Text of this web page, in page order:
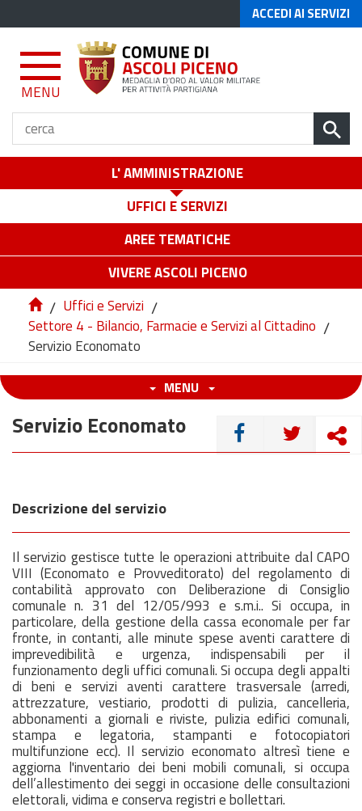
ACCEDI AI SERVIZI
MENU
L' AMMINISTRAZIONE
UFFICI E SERVIZI
AREE TEMATICHE
VIVERE ASCOLI PICENO
/ Uffici e Servizi /
Settore 4 - Bilancio, Farmacie e Servizi al Cittadino /
Servizio Economato
MENU
CONDIVIDI
Servizio Economato
Descrizione del servizio
Il servizio gestisce tutte le operazioni attribuite dal CAPO
VIII (Economato e Provveditorato) del regolamento di
contabilità approvato con Deliberazione di Consiglio
comunale n. 31 del 12/05/993 e s.m.i.. Si occupa, in
particolare, della gestione della cassa economale per far
fronte, in contanti, alle minute spese aventi carattere di
imprevedibilità e urgenza, indispensabili per il
funzionamento degli uffici comunali. Si occupa degli appalti
di beni e servizi aventi carattere trasversale (arredi,
attrezzature, vestiario, prodotti di pulizia, cancelleria,
abbonamenti a giornali e riviste, pulizia edifici comunali,
stampa e legatoria, stampanti e fotocopiatori
multifunzione ecc). Il servizio economato altresì tiene e
aggiorna l'inventario dei beni mobili comunali, si occupa
dell’allestimento dei seggi in occasione delle consultazioni
elettorali, vidima e conserva registri e bollettari.